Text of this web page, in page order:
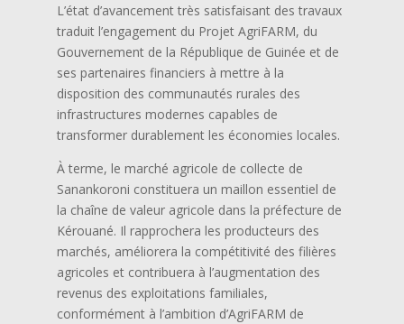
L’état d’avancement très satisfaisant des travaux
traduit l’engagement du Projet AgriFARM, du
Gouvernement de la République de Guinée et de
ses partenaires financiers à mettre à la
disposition des communautés rurales des
infrastructures modernes capables de
transformer durablement les économies locales.
À terme, le marché agricole de collecte de
Sanankoroni constituera un maillon essentiel de
la chaîne de valeur agricole dans la préfecture de
Kérouané. Il rapprochera les producteurs des
marchés, améliorera la compétitivité des filières
agricoles et contribuera à l’augmentation des
revenus des exploitations familiales,
conformément à l’ambition d’AgriFARM de